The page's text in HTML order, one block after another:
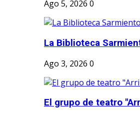
Ago 5, 2026 0
La Biblioteca
Ago 3, 2026 0
El grupo de teatro